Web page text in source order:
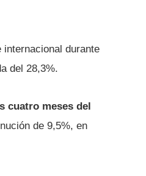
durante
del 28,3%.
cuatro meses del
de 9,5%, en